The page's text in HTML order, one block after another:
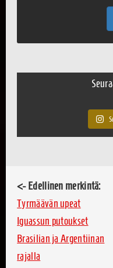
<- Edellinen merkintä:
Tyrmäävän upeat
Iguassun putoukset
Brasilian ja Argentiinan
rajalla